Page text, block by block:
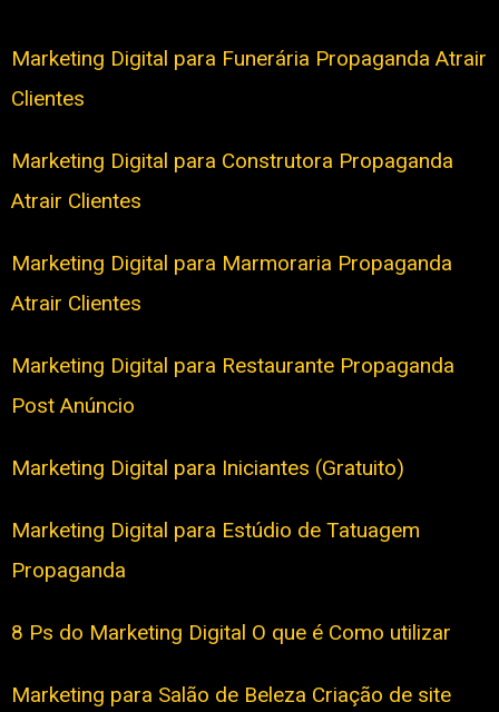
Marketing Digital para Funerária Propaganda Atrair
Clientes
Marketing Digital para Construtora Propaganda
Atrair Clientes
Marketing Digital para Marmoraria Propaganda
Atrair Clientes
Marketing Digital para Restaurante Propaganda
Post Anúncio
Marketing Digital para Iniciantes (Gratuito)
Marketing Digital para Estúdio de Tatuagem
Propaganda
8 Ps do Marketing Digital O que é Como utilizar
Marketing para Salão de Beleza Criação de site